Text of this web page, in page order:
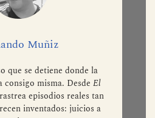
Muñiz
que se detiene donde la
misma. Desde El
episodios reales tan
inventados: juicios a